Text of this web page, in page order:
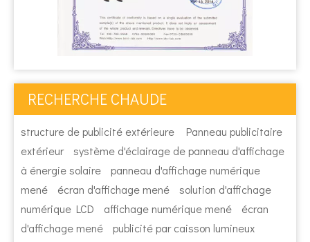
RECHERCHE CHAUDE
structure de publicité extérieure
Panneau publicitaire
extérieur
système d'éclairage de panneau d'affichage
à énergie solaire
panneau d'affichage numérique
mené
écran d'affichage mené
solution d'affichage
numérique LCD
affichage numérique mené
écran
d'affichage mené
publicité par caisson lumineux